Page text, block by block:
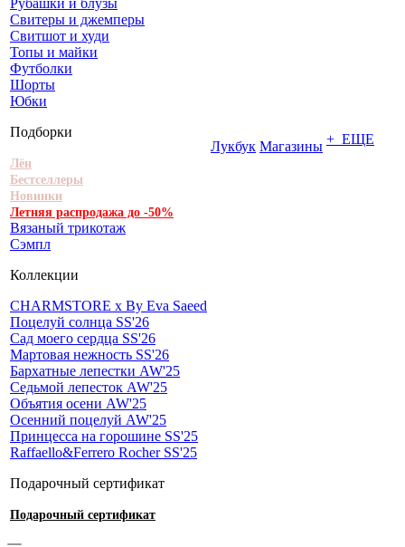
Рубашки и блузы
Свитеры и джемперы
Свитшот и худи
Топы и майки
Футболки
Шорты
Юбки
Подборки
Лён
Бестселлеры
Новинки
Летняя распродажа до -50%
Вязаный трикотаж
Сэмпл
Коллекции
CHARMSTORE х By Eva Saeed
Поцелуй солнца SS'26
Сад моего сердца SS'26
Мартовая нежность SS'26
Бархатные лепестки AW'25
Седьмой лепесток AW'25
Объятия осени AW'25
Осенний поцелуй AW'25
Принцесса на горошине SS'25
Raffaello&Ferrero Rocher SS'25
Подарочный сертификат
Подарочный сертификат
Лукбук Магазины + ЕЩЕ